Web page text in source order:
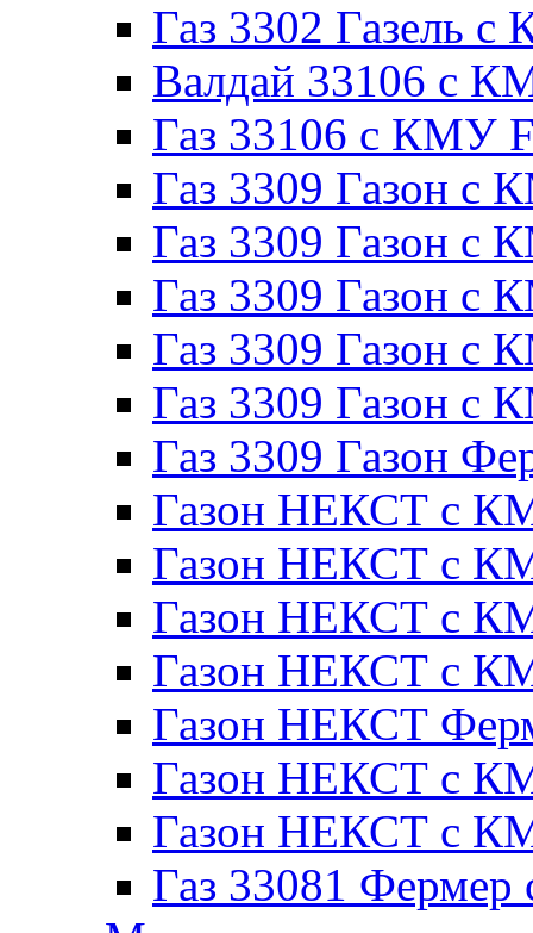
Газ 3302 Газель
Валдай 33106 с
Газ 33106 с КМУ
Газ 3309 Газон с
Газ 3309 Газон с
Газ 3309 Газон с
Газ 3309 Газон с
Газ 3309 Газон с
Газ 3309 Газон
Газон НЕКСТ с
Газон НЕКСТ с
Газон НЕКСТ с
Газон НЕКСТ с
Газон НЕКСТ
Газон НЕКСТ с
Газон НЕКСТ с
Газ 33081